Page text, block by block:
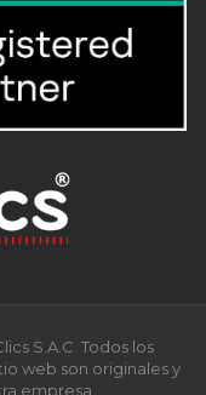
S.A.C. Todos los
web son originales y
empresa.